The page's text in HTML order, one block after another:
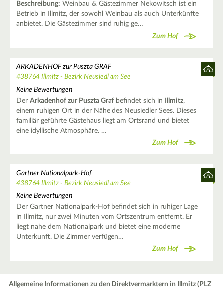
Beschreibung: Weinbau & Gästezimmer Nekowitsch ist ein
Betrieb in Illmitz, der sowohl Weinbau als auch Unterkünfte
anbietet. Die Gästezimmer sind ruhig ge…
Zum Hof
ARKADENHOF zur Puszta GRAF
438764 Illmitz - Bezirk Neusiedl am See
Keine Bewertungen
Der Arkadenhof zur Puszta Grafbefindet sich in Illmitz,
einem ruhigen Ort in der Nähe des Neusiedler Sees. Dieses
familiär geführte Gästehaus liegt am Ortsrand und bietet
eine idyllische Atmosphäre. …
Zum Hof
Gartner Nationalpark-Hof
438764 Illmitz - Bezirk Neusiedl am See
Keine Bewertungen
Der Gartner Nationalpark-Hof befindet sich in ruhiger Lage
in Illmitz, nur zwei Minuten vom Ortszentrum entfernt. Er
liegt nahe dem Nationalpark und bietet eine moderne
Unterkunft. Die Zimmer verfügen…
Zum Hof
Allgemeine Informationen zu den Direktvermarktern in Illmitz (PLZ